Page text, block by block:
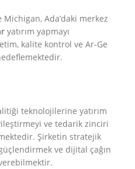
Ada’daki merkez
yatırım yapmayı
kalite kontrol ve Ar-Ge
teknolojilerine yatırım
ve tedarik zinciri
. Şirketin stratejik
ve dijital çağın